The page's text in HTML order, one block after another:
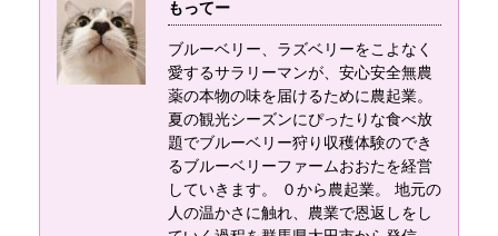
用います。 また、土
壌を改良するための
「土壌改良剤」とて
も用いられます。 単
の分を違う作業に費
やせます。 ブルーベ
リーやイ ...
の問い合わせ項目か
ら情報を入力して問
い合わせを使用とし
ていたのですが、
Hpno不具合なのか祖
データを送信するこ
とができず、本社へ
直接電話をして問い
合わせをしてみまし
もってー
ブルーベリー、ラズベリーをこよなく
愛するサラリーマンが、安心安全無農
薬の本物の味を届けるために農起業。
夏の観光シーズンにぴったりな食べ放
題でブルーベリー狩り収穫体験のでき
るブルーベリーファームおおたを経営
していきます。 ０から農起業。 地元の
人の温かさに触れ、農業で恩返しをし